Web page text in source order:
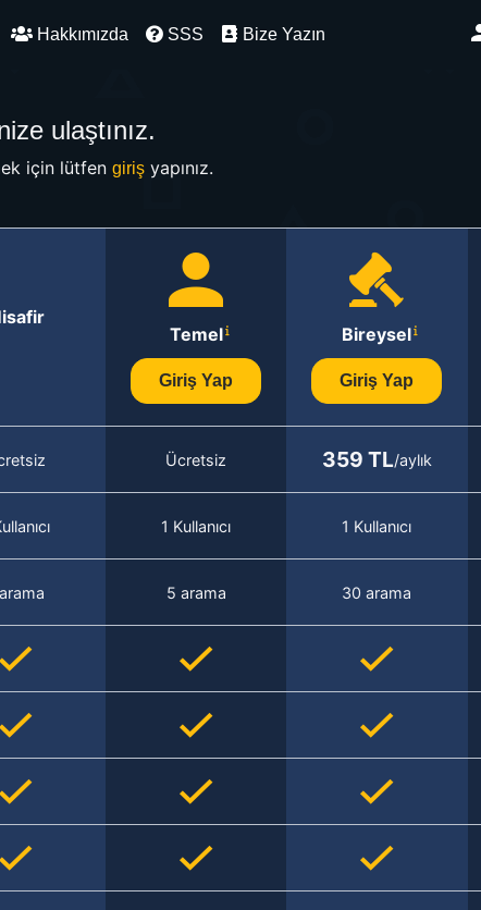
Hakkımızda SSS Bize Yazın
ulaştınız.
için lütfen girişyapınız.
Temel
Giriş Yap
Bireysel
Giriş Yap
Ücretsiz 359 TL/aylık
1 Kullanıcı 1 Kullanıcı
5 arama 30 arama